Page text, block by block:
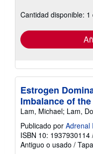
Cantidad disponible: 1
Estrogen
Imbalance of
Lam, Michael; Lam,
Publicado por Adrenal
ISBN 10: 1937930114
Antiguo o usado /